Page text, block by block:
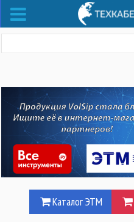
Каталог ЭТМ